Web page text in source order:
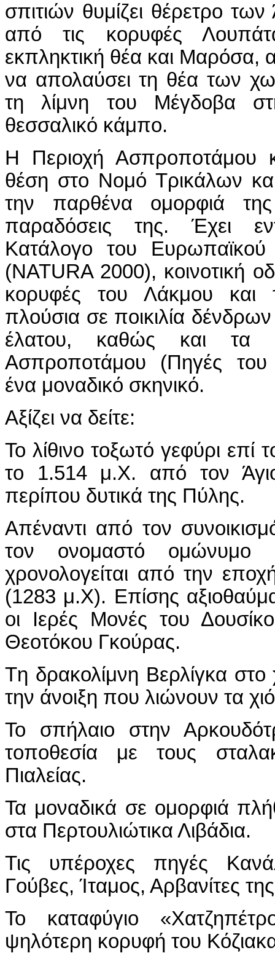
σπιτιών θυμίζει θέρετρο
από τις κορυφές
εκπληκτική θέα και Μαρόσα,
να απολαύσει τη θέα των
τη λίμνη του Μέγδοβα
θεσσαλικό κάμπο.
Η Περιοχή Ασπροποτάμου
θέση στο Νομό Τρικάλων και
την παρθένα ομορφιά
παραδόσεις της. Έχει
Κατάλογο του
(NATURA 2000), κοινοτική
κορυφές του Λάκμου και
πλούσια σε ποικιλία δένδρων
έλατου, καθώς και τα
Ασπροποτάμου (Πηγές του
ένα μοναδικό σκηνικό.
Αξίζει να δείτε:
Το λίθινο τοξωτό γεφύρι επί
το 1.514 μ.Χ. από τον
περίπου δυτικά της Πύλης.
Απέναντι από τον
τον ονομαστό ομώνυμο
χρονολογείται από την
(1283 μ.Χ). Επίσης
οι Ιερές Μονές του
Θεοτόκου Γκούρας.
Tη δρακολίμνη Βερλίγκα στο
την άνοιξη που λιώνουν τα
Το σπήλαιο στην
τοποθεσία με τους
Πιαλείας.
Τα μοναδικά σε ομορφιά
στα Περτουλιώτικα Λιβάδια.
Τις υπέροχες πηγές
Γούβες, Ίταμος, Αρβανίτες
Το καταφύγιο
ψηλότερη κορυφή του